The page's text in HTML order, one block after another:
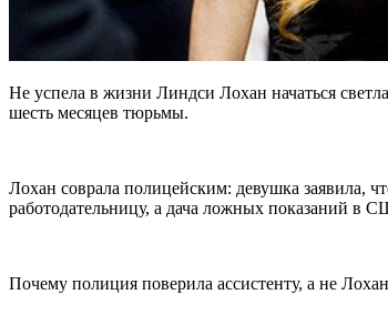
Не успела в жизни Линдси Лохан начаться
шесть месяцев тюрьмы.
Лохан соврала полицейским: девушка заявила,
работодательницу, а дача ложных показаний в
Почему полиция поверила ассистенту, а не